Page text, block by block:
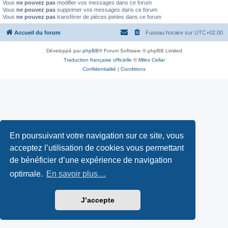
En poursuivant votre navigation sur ce site, vous
acceptez l’utilisation de cookies vous permettant
de bénéficier d’une expérience de navigation
optimale. En savoir plus…
J’accepte
Vous ne pouvez pas modifier vos messages dans ce forum
Vous ne pouvez pas supprimer vos messages dans ce forum
Vous ne pouvez pas transférer de pièces jointes dans ce forum
Accueil du forum Fuseau horaire sur UTC+02:00
Développé parphpBB® Forum Software © phpBB Limited
Traduction française officielle ©Miles Cellar
Confidentialité | Conditions